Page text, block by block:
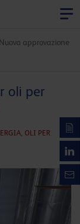
Nuova approvazione
oli per
OLI PER